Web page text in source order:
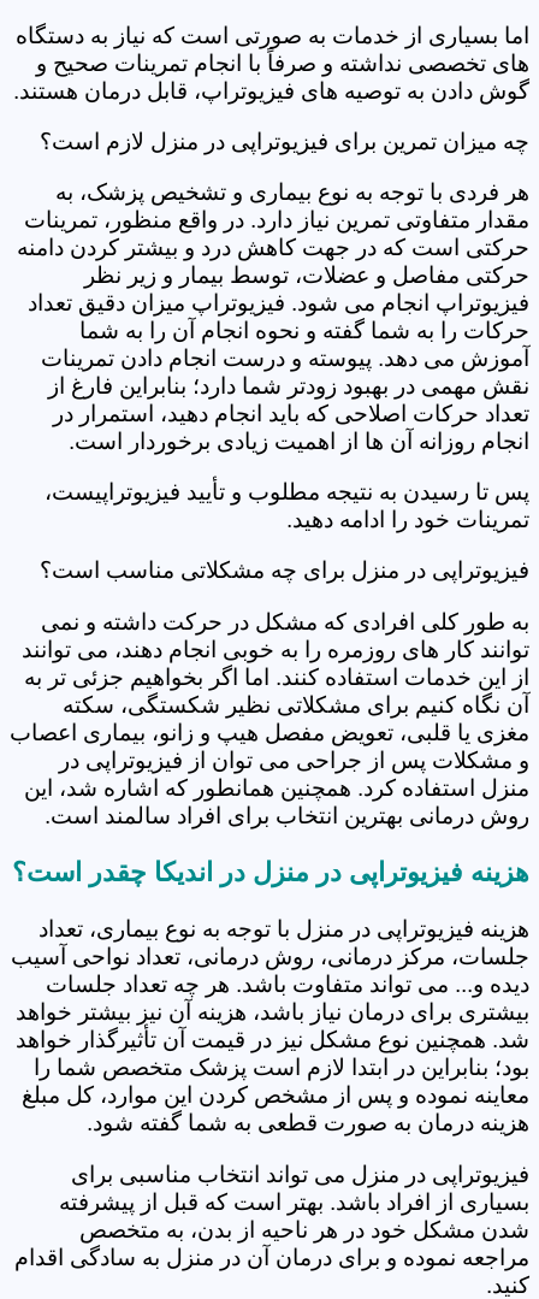
اما بسیاری از خدمات به صورتی است که نیاز به دستگاه
های تخصصی نداشته و صرفاً با انجام تمرینات صحیح و
گوش دادن به توصیه های فیزیوتراپ، قابل درمان هستند.
چه میزان تمرین برای فیزیوتراپی در منزل لازم است؟
هر فردی با توجه به نوع بیماری و تشخیص پزشک، به
مقدار متفاوتی تمرین نیاز دارد. در واقع منظور، تمرینات
حرکتی است که در جهت کاهش درد و بیشتر کردن دامنه
حرکتی مفاصل و عضلات، توسط بیمار و زیر نظر
فیزیوتراپ انجام می شود. فیزیوتراپ میزان دقیق تعداد
حرکات را به شما گفته و نحوه انجام آن را به شما
آموزش می دهد. پیوسته و درست انجام دادن تمرینات
نقش مهمی در بهبود زودتر شما دارد؛ بنابراین فارغ از
تعداد حرکات اصلاحی که باید انجام دهید، استمرار در
انجام روزانه آن ها از اهمیت زیادی برخوردار است.
پس تا رسیدن به نتیجه مطلوب و تأیید فیزیوتراپیست،
تمرینات خود را ادامه دهید.
فیزیوتراپی در منزل برای چه مشکلاتی مناسب است؟
به طور کلی افرادی که مشکل در حرکت داشته و نمی
توانند کار های روزمره را به خوبی انجام دهند، می توانند
از این خدمات استفاده کنند. اما اگر بخواهیم جزئی تر به
آن نگاه کنیم برای مشکلاتی نظیر شکستگی، سکته
مغزی یا قلبی، تعویض مفصل هیپ و زانو، بیماری اعصاب
و مشکلات پس از جراحی می توان از فیزیوتراپی در
منزل استفاده کرد. همچنین همانطور که اشاره شد، این
روش درمانی بهترین انتخاب برای افراد سالمند است.
هزینه فیزیوتراپی در منزل در اندیکا چقدر است؟
هزینه فیزیوتراپی در منزل با توجه به نوع بیماری، تعداد
جلسات، مرکز درمانی، روش درمانی، تعداد نواحی آسیب
دیده و... می تواند متفاوت باشد. هر چه تعداد جلسات
بیشتری برای درمان نیاز باشد، هزینه آن نیز بیشتر خواهد
شد. همچنین نوع مشکل نیز در قیمت آن تأثیرگذار خواهد
بود؛ بنابراین در ابتدا لازم است پزشک متخصص شما را
معاینه نموده و پس از مشخص کردن این موارد، کل مبلغ
هزینه درمان به صورت قطعی به شما گفته شود.
فیزیوتراپی در منزل می تواند انتخاب مناسبی برای
بسیاری از افراد باشد. بهتر است که قبل از پیشرفته
شدن مشکل خود در هر ناحیه از بدن، به متخصص
مراجعه نموده و برای درمان آن در منزل به سادگی اقدام
کنید.